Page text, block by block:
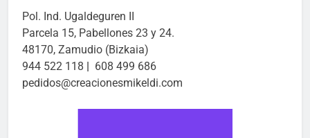
Pol. Ind. Ugaldeguren II
Parcela 15, Pabellones 23 y 24.
48170, Zamudio (Bizkaia)
944 522 118 | 608 499 686
pedidos@creacionesmikeldi.com